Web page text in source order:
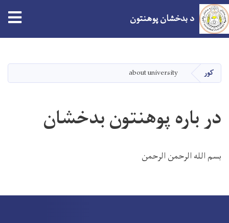
د بدخشان پوهنتون
کور about university
در باره پوهنتون بدخشان
بسم الله الرحمن الرحمن